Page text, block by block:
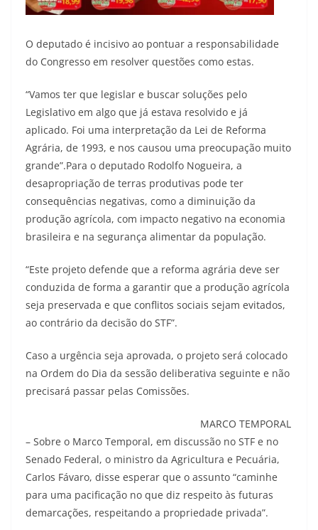
O deputado é incisivo ao pontuar a responsabilidade
do Congresso em resolver questões como estas.
“Vamos ter que legislar e buscar soluções pelo
Legislativo em algo que já estava resolvido e já
aplicado. Foi uma interpretação da Lei de Reforma
Agrária, de 1993, e nos causou uma preocupação muito
grande”.Para o deputado Rodolfo Nogueira, a
desapropriação de terras produtivas pode ter
consequências negativas, como a diminuição da
produção agrícola, com impacto negativo na economia
brasileira e na segurança alimentar da população.
“Este projeto defende que a reforma agrária deve ser
conduzida de forma a garantir que a produção agrícola
seja preservada e que conflitos sociais sejam evitados,
ao contrário da decisão do STF”.
Caso a urgência seja aprovada, o projeto será colocado
na Ordem do Dia da sessão deliberativa seguinte e não
precisará passar pelas Comissões.
MARCO TEMPORAL
– Sobre o Marco Temporal, em discussão no STF e no
Senado Federal, o ministro da Agricultura e Pecuária,
Carlos Fávaro, disse esperar que o assunto “caminhe
para uma pacificação no que diz respeito às futuras
demarcações, respeitando a propriedade privada”.